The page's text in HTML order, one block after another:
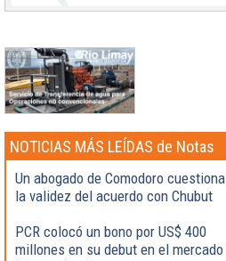
NOTICIAS MÁS LEÍDAS de Notas
Destacadas
Un abogado de Comodoro cuestiona
la validez del acuerdo con Chubut
PCR colocó un bono por US$ 400
millones en su debut en el mercado